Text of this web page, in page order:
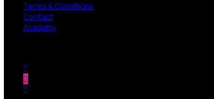
Terms & Conditions
Contact
Academy